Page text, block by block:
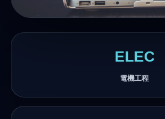
ELEC
電機工程